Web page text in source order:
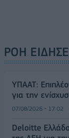
ΡΟΗ
ΥΠΑΑΤ:
για την
07/08/2026 - 17:02
Deloitte